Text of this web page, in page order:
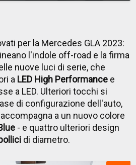
per la Mercedes GLA 2023:
l'indole off-road e la firma
nuove luci di serie, che
a LED High Performance e
a LED. Ulteriori tocchi si
di configurazione dell'auto,
a un nuovo colore
- e quattro ulteriori design
di diametro.